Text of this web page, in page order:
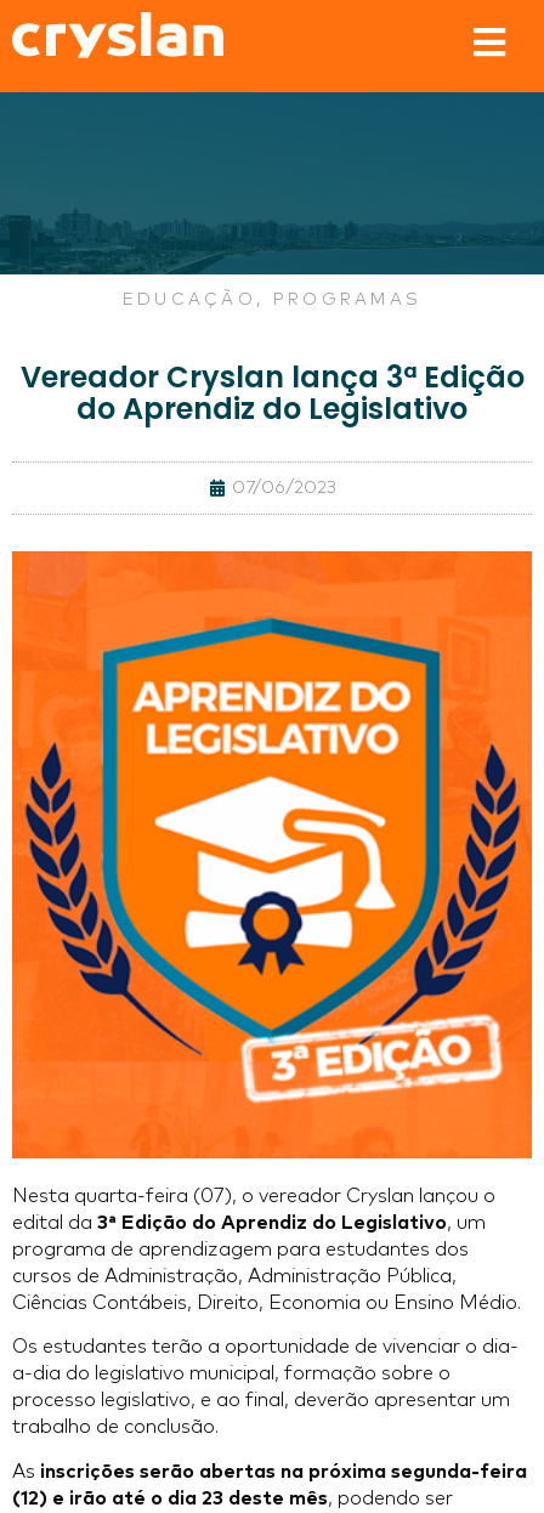
EDUCAÇÃO , PROGRAMAS
Vereador Cryslan lança 3ª Edição
do Aprendiz do Legislativo
07/06/2023
Nesta quarta-feira (07), o vereador Cryslan lançou o
edital da 3ª Edição do Aprendiz do Legislativo, um
programa de aprendizagem para estudantes dos
cursos de Administração, Administração Pública,
Ciências Contábeis, Direito, Economia ou Ensino Médio.
Os estudantes terão a oportunidade de vivenciar o dia-
a-dia do legislativo municipal, formação sobre o
processo legislativo, e ao final, deverão apresentar um
trabalho de conclusão.
As inscrições serão abertas na próxima segunda-feira
(12) e irão até o dia 23 deste mês, podendo ser